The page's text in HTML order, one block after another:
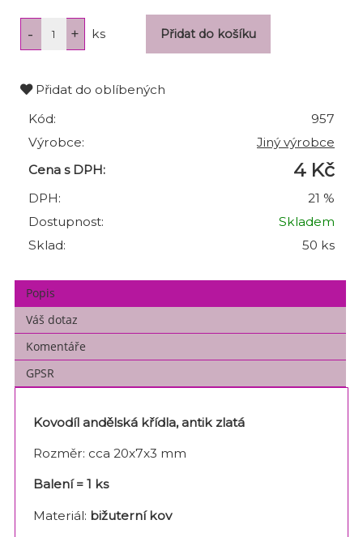
ks
Přidat do oblíbených
Kód:
957
Výrobce:
Jiný výrobce
Cena s DPH:
4 Kč
DPH:
21 %
Dostupnost:
Skladem
Sklad:
50 ks
Popis
Váš dotaz
Komentáře
GPSR
Kovodíl andělská křídla, antik zlatá
Rozměr: cca 20x7x3 mm
Balení = 1 ks
Materiál: bižuterní kov